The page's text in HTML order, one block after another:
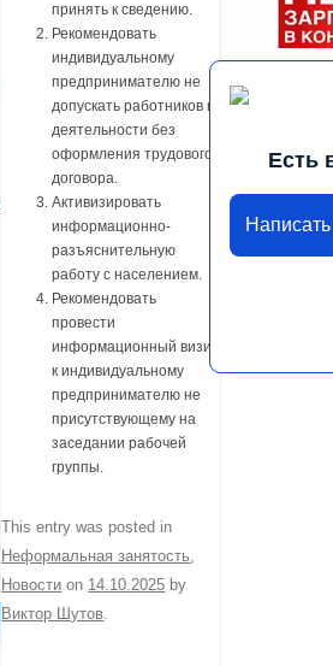
принять к сведению.
Рекомендовать
индивидуальному
предпринимателю не
допускать работников к
деятельности без
оформления трудового
договора.
Активизировать
информационно-
разъяснительную
работу с населением.
Рекомендовать
провести
информационный визит
к индивидуальному
предпринимателю не
присутствующему на
заседании рабочей
группы.
This entry was posted in
Неформальная занятость
Новости on 14.10.2025 by
Виктор Шутов
Есть